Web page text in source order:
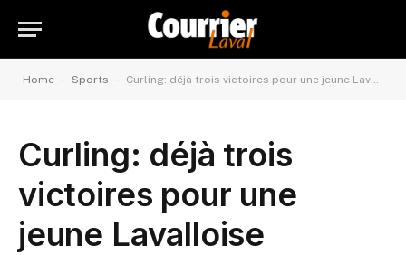
Home - Sports - Curling: déjà trois victoires pour une jeune Lavalloise
Curling: déjà trois
victoires pour une
jeune Lavalloise